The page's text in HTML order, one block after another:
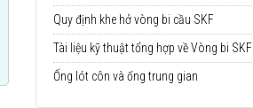
Quy định khe hở vòng bi cầu SKF
Tài liệu kỹ thuật tổng hợp về Vòng bi SKF
Ống lót côn và ống trung gian